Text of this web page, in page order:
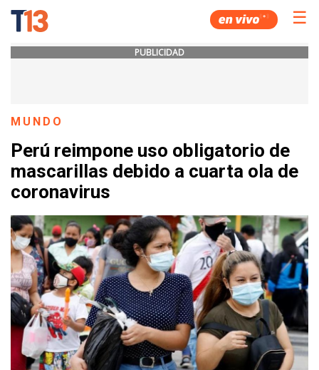
☰
PUBLICIDAD
MUNDO
Perú reimpone uso obligatorio de
mascarillas debido a cuarta ola de
coronavirus